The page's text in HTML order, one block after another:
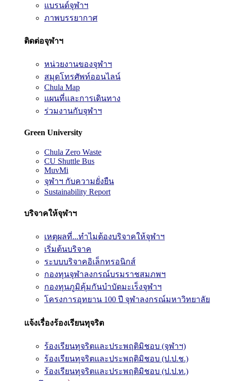
แบรนด์จุฬาฯ
ภาพบรรยากาศ
ติดต่อจุฬาฯ
หน่วยงานของจุฬาฯ
สมุดโทรศัพท์ออนไลน์
Chula Map
แผนที่และการเดินทาง
ร่วมงานกับจุฬาฯ
Green University
Chula Zero Waste
CU Shuttle Bus
MuvMi
จุฬาฯ กับความยั่งยืน
Sustainability Report
บริจาคให้จุฬาฯ
เหตุผลที่...ทำไมต้องบริจาคให้จุฬาฯ
เริ่มต้นบริจาค
ระบบบริจาคอิเล็กทรอนิกส์
กองทุนจุฬาลงกรณ์บรมราชสมภพฯ
กองทุนภูมิคุ้มกันบำบัดมะเร็งจุฬาฯ
โครงการอุทยาน 100 ปี จุฬาลงกรณ์มหาวิทยาลัย
แจ้งเรื่องร้องเรียนทุจริต
ร้องเรียนทุจริตและประพฤติมิชอบ (จุฬาฯ)
ร้องเรียนทุจริตและประพฤติมิชอบ (ป.ป.ช.)
ร้องเรียนทุจริตและประพฤติมิชอบ (ป.ป.ท.)